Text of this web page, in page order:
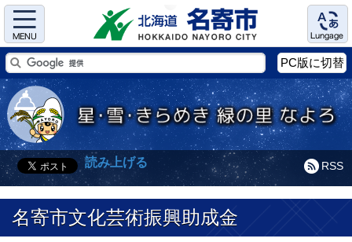
Menu Language
PC版に切替
RSS
読み上げる
名寄市文化芸術振興助成金